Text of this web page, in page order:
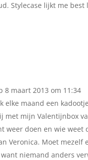
Stylecase lijkt me best
8 maart 2013 om 11:34
elke maand een
met mijn Valentijnbox
weer doen en wie weet
Veronica. Moet mezelf
niemand anders